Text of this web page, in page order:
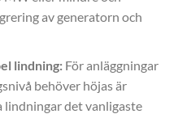
av generatorn och
lindning:För anläggningar
behöver höjas är
det vanligaste